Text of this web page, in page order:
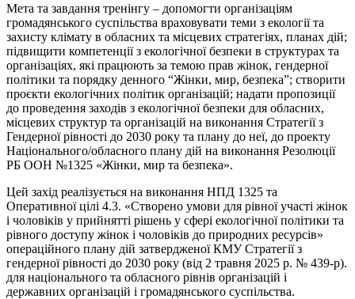
Мета та завдання тренінгу – допомогти організаціям
громадянського суспільства враховувати теми з екології та
захисту клімату в обласних та місцевих стратегіях, планах дій;
підвищити компетенції з екологічної безпеки в структурах та
організаціях, які працюють за темою прав жінок, гендерної
політики та порядку денного “Жінки, мир, безпека”; створити
проєкти екологічних політик організацій; надати пропозиції
до проведення заходів з екологічної безпеки для обласних,
місцевих структур та організацій на виконання Стратегії з
Гендерної рівності до 2030 року та плану до неї, до проекту
Національного/обласного плану дій на виконання Резолюції
РБ ООН №1325 «Жінки, мир та безпека».
Цей захід реалізується на виконання НПД 1325 та
Оперативної цілі 4.3. «Створено умови для рівної участі жінок
і чоловіків у прийнятті рішень у сфері екологічної політики та
рівного доступу жінок і чоловіків до природних ресурсів»
операційного плану дій затвердженої КМУ Стратегії з
гендерної рівності до 2030 року (від 2 травня 2025 р. № 439-р).
для національного та обласного рівнів організацій і
державних організацій і громадянського суспільства.